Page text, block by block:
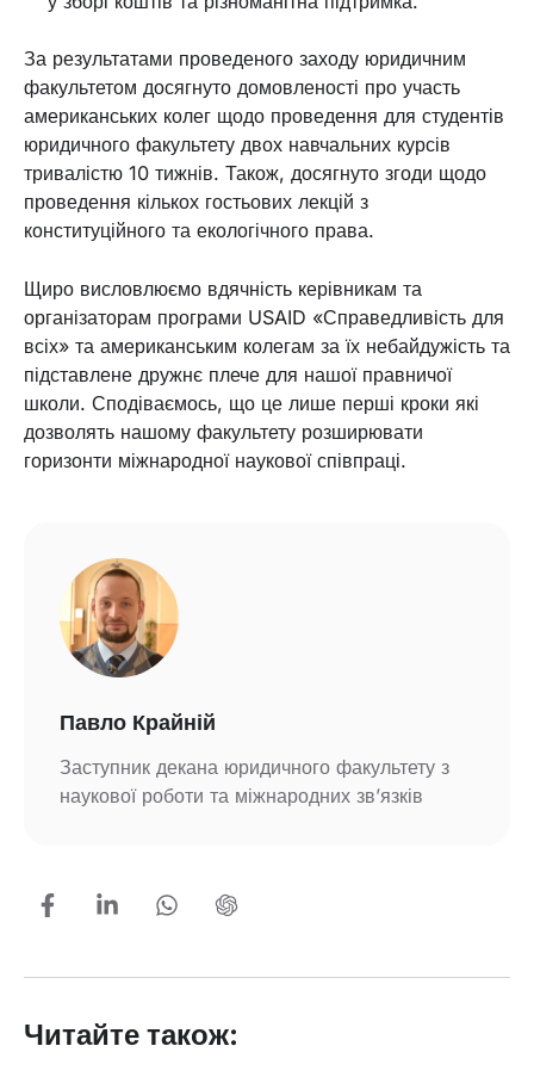
За результатами проведеного заходу юридичним
факультетом досягнуто домовленості про участь
американських колег щодо проведення для студентів
юридичного факультету двох навчальних курсів
тривалістю 10 тижнів. Також, досягнуто згоди щодо
проведення кількох гостьових лекцій з
конституційного та екологічного права.
Щиро висловлюємо вдячність керівникам та
організаторам програми USAID «Справедливість для
всіх» та американським колегам за їх небайдужість та
підставлене дружнє плече для нашої правничої
школи. Сподіваємось, що це лише перші кроки які
дозволять нашому факультету розширювати
горизонти міжнародної наукової співпраці.
Павло Крайній
Заступник декана юридичного факультету з
наукової роботи та міжнародних зв’язків
Читайте також: